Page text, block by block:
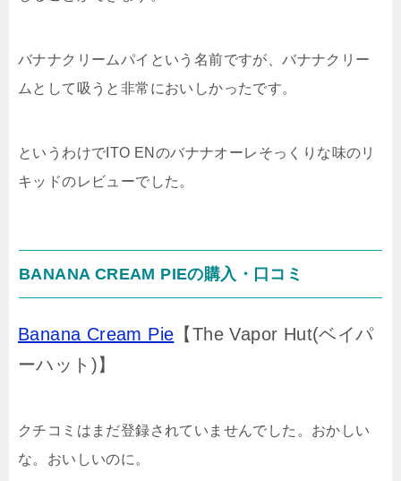
バナナクリームパイという名前ですが、バナナクリー
ムとして吸うと非常においしかったです。
というわけでITO ENのバナナオーレそっくりな味のリ
キッドのレビューでした。
BANANA CREAM PIEの購入・口コミ
Banana Cream Pie 【The Vapor Hut(ベイパ
ーハット)】
クチコミはまだ登録されていませんでした。おかしい
な。おいしいのに。